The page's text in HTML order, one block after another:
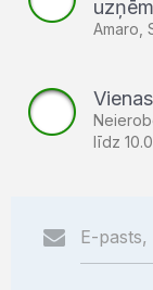
Amaro,
līdz